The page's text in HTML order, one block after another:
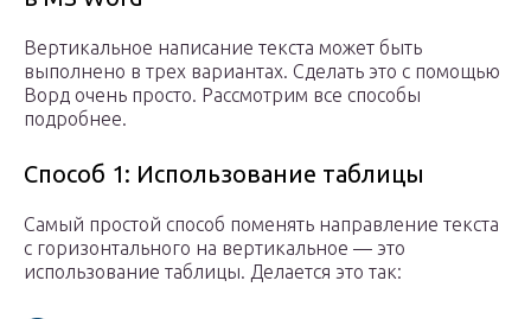
Вертикальное написание текста может быть
выполнено в трех вариантах. Сделать это с помощью
Ворд очень просто. Рассмотрим все способы
подробнее.
Способ 1: Использование таблицы
Самый простой способ поменять направление текста
с горизонтального на вертикальное — это
использование таблицы. Делается это так: